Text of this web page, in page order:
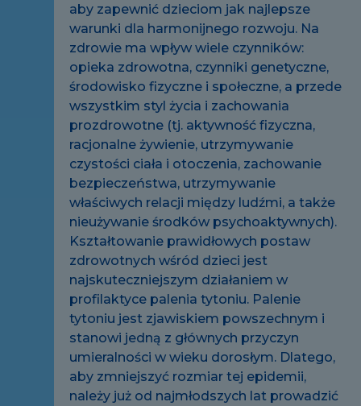
aby zapewnić dzieciom jak najlepsze
warunki dla harmonijnego rozwoju. Na
zdrowie ma wpływ wiele czynników:
opieka zdrowotna, czynniki genetyczne,
środowisko fizyczne i społeczne, a przede
wszystkim styl życia i zachowania
prozdrowotne (tj. aktywność fizyczna,
racjonalne żywienie, utrzymywanie
czystości ciała i otoczenia, zachowanie
bezpieczeństwa, utrzymywanie
właściwych relacji między ludźmi, a także
nieużywanie środków psychoaktywnych).
Kształtowanie prawidłowych postaw
zdrowotnych wśród dzieci jest
najskuteczniejszym działaniem w
profilaktyce palenia tytoniu. Palenie
tytoniu jest zjawiskiem powszechnym i
stanowi jedną z głównych przyczyn
umieralności w wieku dorosłym. Dlatego,
aby zmniejszyć rozmiar tej epidemii,
należy już od najmłodszych lat prowadzić